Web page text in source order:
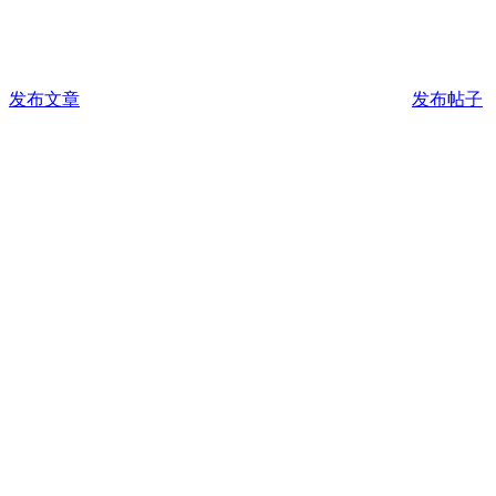
发布文章 发布帖子